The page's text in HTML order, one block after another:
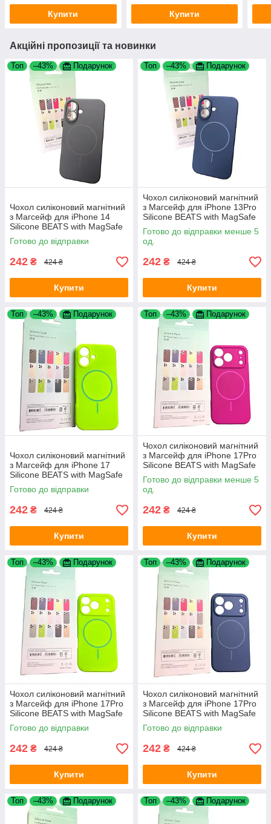
Купити Купити
Акційні пропозиції та новинки
Топ –43% Подарунок
Чохол силіконовий магнітний
з Магсейф для iPhone 14
Silicone BEATS with MagSafe
№12 Graphite Gray
Готово до відправки
242 ₴ 424 ₴
Купити
Топ –43% Подарунок
Чохол силіконовий магнітний
з Магсейф для iPhone 13Pro
Silicone BEATS with MagSafe
№9 Amethyst
Готово до відправки менше 5
од.
242 ₴ 424 ₴
Купити
Топ –43% Подарунок
Чохол силіконовий магнітний
з Магсейф для iPhone 17
Silicone BEATS with MagSafe
№13 Neon green
Готово до відправки
242 ₴ 424 ₴
Купити
Топ –43% Подарунок
Чохол силіконовий магнітний
з Магсейф для iPhone 17Pro
Silicone BEATS with MagSafe
№15 Sunset Purple
Готово до відправки менше 5
од.
242 ₴ 424 ₴
Купити
Топ –43% Подарунок
Чохол силіконовий магнітний
з Магсейф для iPhone 17Pro
Silicone BEATS with MagSafe
№13 Neon green
Готово до відправки
242 ₴ 424 ₴
Купити
Топ –43% Подарунок
Чохол силіконовий магнітний
з Магсейф для iPhone 17Pro
Silicone BEATS with MagSafe
№9 Amethyst
Готово до відправки
242 ₴ 424 ₴
Купити
Топ –43% Подарунок Топ –43% Подарунок